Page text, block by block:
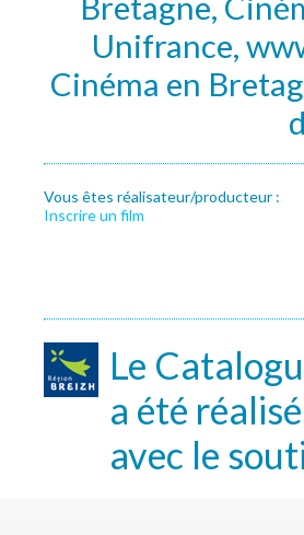
Unifrance,
Cinéma en
Vous êtes réalisateur/producteur :
Inscrire un film
Le
a été réalisé
avec le